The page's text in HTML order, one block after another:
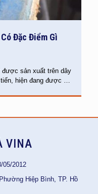
Đặc Điểm Gì
được sản xuất trên dây
hiện đang được
VINA
05/2012
Hiệp Bình, TP. Hồ